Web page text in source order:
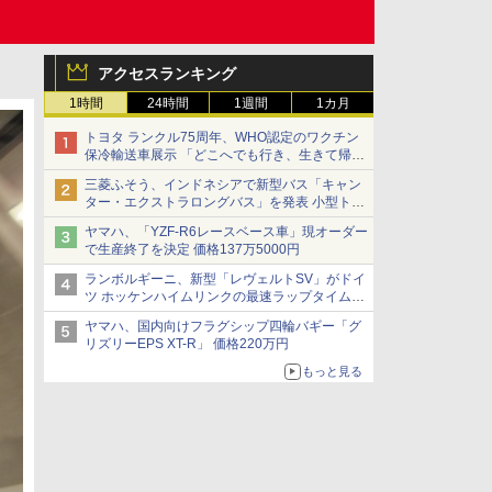
アクセスランキング
1時間 24時間 1週間 1カ月
トヨタ ランクル75周年、WHO認定のワクチン
保冷輸送車展示 「どこへでも行き、生きて帰っ
てこられる」ランドクルーザーで命をつなぐ
三菱ふそう、インドネシアで新型バス「キャン
ター・エクストラロングバス」を発表 小型トラ
ックベースの観光・旅客輸送向けバス
ヤマハ、「YZF-R6レースベース車」現オーダー
で生産終了を決定 価格137万5000円
ランボルギーニ、新型「レヴェルトSV」がドイ
ツ ホッケンハイムリンクの最速ラップタイムを
記録
ヤマハ、国内向けフラグシップ四輪バギー「グ
リズリーEPS XT-R」 価格220万円
もっと見る